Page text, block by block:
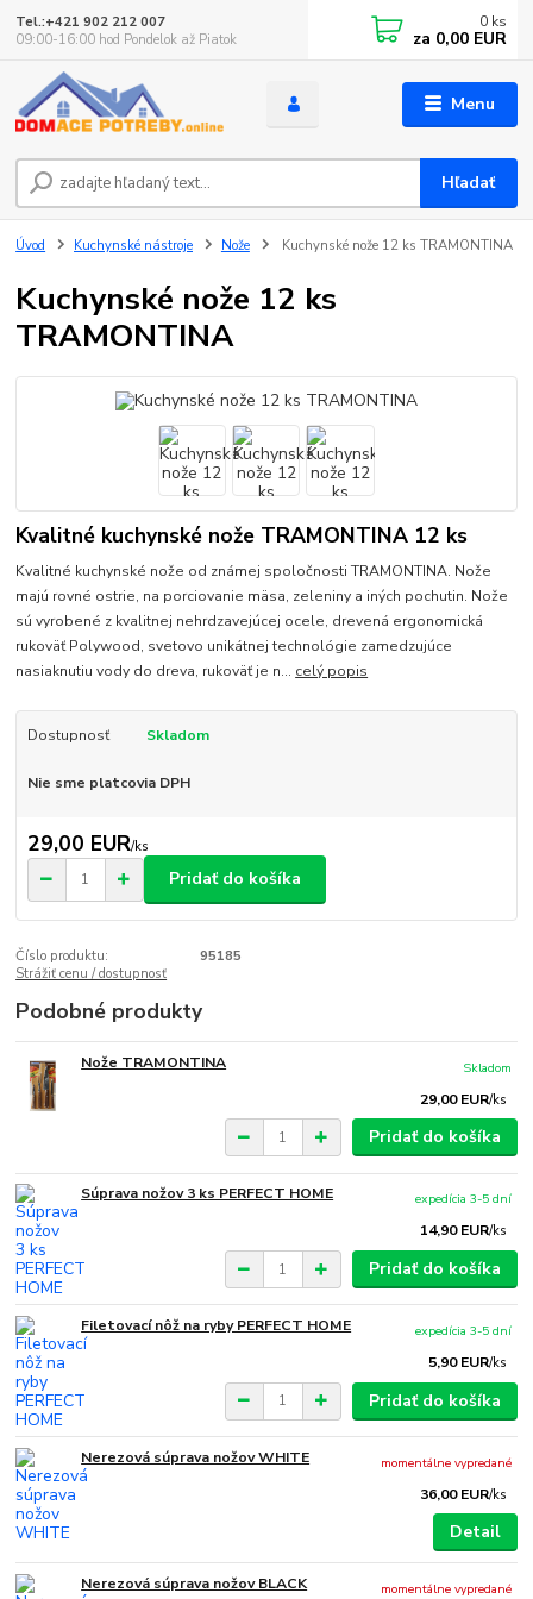
Menu
Hľadať
Tel.:+421 902 212 007
09:00-16:00 hod Pondelok až Piatok
0 ks
za 0,00 EUR
Úvod Kuchynské nástroje Nože Kuchynské nože 12 ks TRAMONTINA
Kuchynské nože 12 ks
TRAMONTINA
Kvalitné kuchynské nože TRAMONTINA 12 ks
Kvalitné kuchynské nože od známej spoločnosti TRAMONTINA. Nože
majú rovné ostrie, na porciovanie mäsa, zeleniny a iných pochutin. Nože
sú vyrobené z kvalitnej nehrdzavejúcej ocele, drevená ergonomická
rukoväť Polywood, svetovo unikátnej technológie zamedzujúce
nasiaknutiu vody do dreva, rukoväť je n... celý popis
Dostupnosť Skladom
Nie sme platcovia DPH
29,00 EUR/ks
Pridať do košíka
Číslo produktu:
95185
Strážiť cenu / dostupnosť
Podobné produkty
Nože TRAMONTINA
29,00 EUR/ks
Skladom
Pridať do košíka
Súprava nožov 3 ks PERFECT HOME
14,90 EUR/ks
expedícia 3-5 dní
Pridať do košíka
Filetovací nôž na ryby PERFECT HOME
5,90 EUR/ks
expedícia 3-5 dní
Pridať do košíka
Nerezová súprava nožov WHITE
36,00 EUR/ks
momentálne vypredané
Detail
Nerezová súprava nožov BLACK momentálne vypredané